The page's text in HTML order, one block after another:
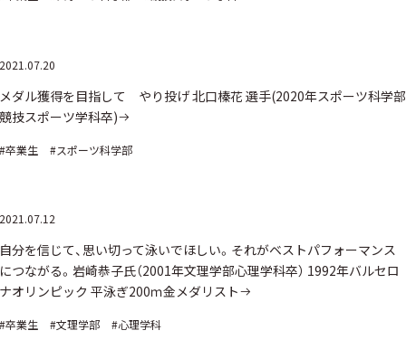
ダル獲得を目指して やり投げ 北口榛花 選手(2020年スポーツ科学部
技スポーツ学科卒)
卒業生 #スポーツ科学部
分を信じて、思い切って泳いでほしい。それがベストパフォーマンス
つながる。岩崎恭子氏（2001年文理学部心理学科卒） 1992年バルセロ
オリンピック 平泳ぎ200ｍ金メダリスト
卒業生 #文理学部 #心理学科